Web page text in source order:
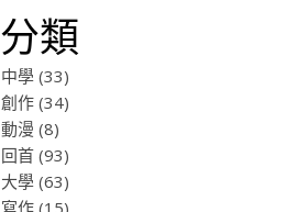
分類
中學(33)
創作(34)
動漫 (8)
回首(93)
大學(63)